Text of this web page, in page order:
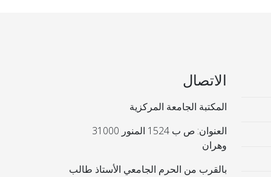
الاتصال
المكتبة الجامعة المركزية
العنوان: ص ب 1524 المنور 31000
وهران
بالقرب من الحرم الجامعي الأستاذ طالب